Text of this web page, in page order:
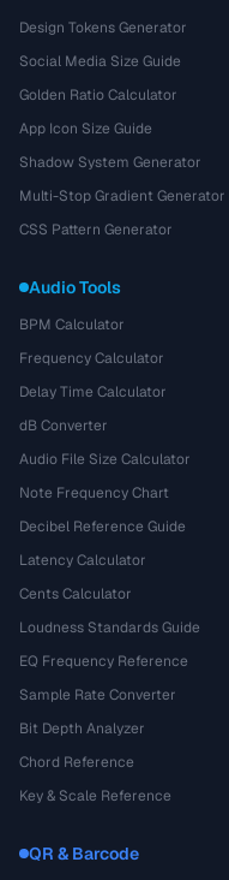
Design Tokens Generator
Social Media Size Guide
Golden Ratio Calculator
App Icon Size Guide
Shadow System Generator
Multi-Stop Gradient Generator
CSS Pattern Generator
Audio Tools
BPM Calculator
Frequency Calculator
Delay Time Calculator
dB Converter
Audio File Size Calculator
Note Frequency Chart
Decibel Reference Guide
Latency Calculator
Cents Calculator
Loudness Standards Guide
EQ Frequency Reference
Sample Rate Converter
Bit Depth Analyzer
Chord Reference
Key & Scale Reference
QR & Barcode